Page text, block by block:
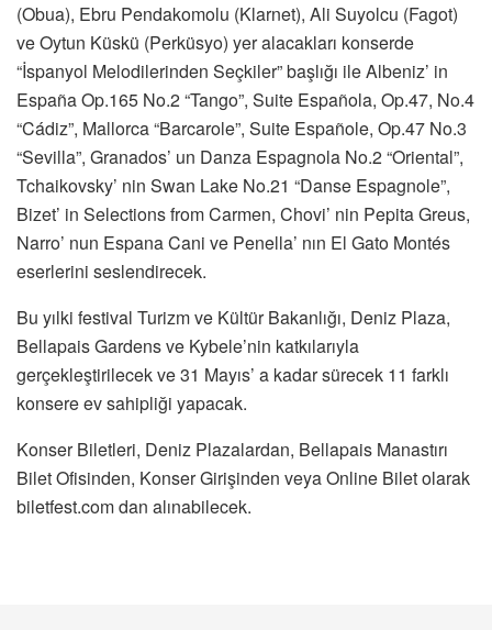
(Obua), Ebru Pendakomolu (Klarnet), Ali Suyolcu (Fagot)
ve Oytun Küskü (Perküsyo) yer alacakları konserde
“İspanyol Melodilerinden Seçkiler” başlığı ile Albeniz’ in
España Op.165 No.2 “Tango”, Suite Española, Op.47, No.4
“Cádiz”, Mallorca “Barcarole”, Suite Españole, Op.47 No.3
“Sevilla”, Granados’ un Danza Espagnola No.2 “Oriental”,
Tchaikovsky’ nin Swan Lake No.21 “Danse Espagnole”,
Bizet’ in Selections from Carmen, Chovi’ nin Pepita Greus,
Narro’ nun Espana Cani ve Penella’ nın El Gato Montés
eserlerini seslendirecek.
Bu yılki festival Turizm ve Kültür Bakanlığı, Deniz Plaza,
Bellapais Gardens ve Kybele’nin katkılarıyla
gerçekleştirilecek ve 31 Mayıs’ a kadar sürecek 11 farklı
konsere ev sahipliği yapacak.
Konser Biletleri, Deniz Plazalardan, Bellapais Manastırı
Bilet Ofisinden, Konser Girişinden veya Online Bilet olarak
biletfest.com dan alınabilecek.